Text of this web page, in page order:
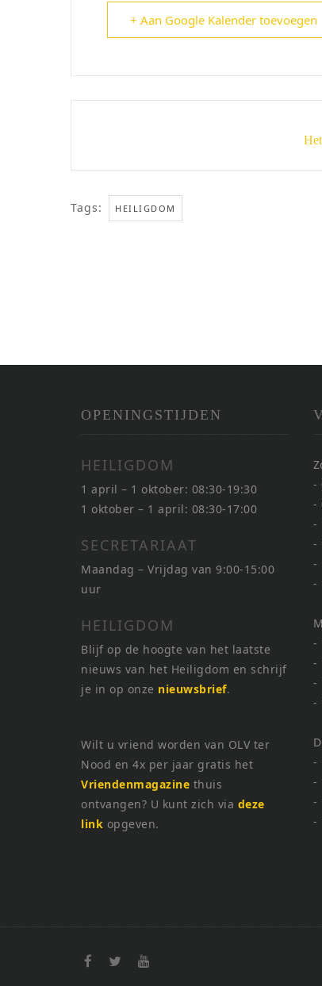
+ Aan Google Kalender toevoegen
Tags: HEILIGDOM
OPENINGSTIJDEN
HEILIGDOM
1 april – 1 oktober: 08:30-19:30
1 oktober – 1 april: 08:30-17:00
SECRETARIAAT
Maandag – Vrijdag van 9:00-15:00
uur
HEILIGDOM
Blijf op de hoogte van het laatste
nieuws van het Heiligdom en schrijf
je in op onze nieuwsbrief.
Wilt u vriend worden van OLV ter
Nood en 4x per jaar gratis het
Vriendenmagazine thuis
ontvangen? U kunt zich via deze
link opgeven.
-
-
-
-
-
-
-
-
-
-
-
-
-
-